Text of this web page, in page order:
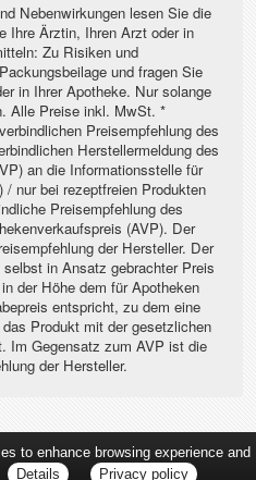
Nebenwirkungen lesen Sie die
Ihre Ärztin, Ihren Arzt oder in
Zu Risiken und
und fragen Sie
in Ihrer Apotheke. Nur solange
Alle Preise inkl. MwSt. *
Preisempfehlung des
Herstellermeldung des
an die Informationsstelle für
nur bei rezeptfreien Produkten
Preisempfehlung des
(AVP). Der
der Hersteller. Der
in Ansatz gebrachter Preis
der Höhe dem für Apotheken
entspricht, zu dem eine
Produkt mit der gesetzlichen
Im Gegensatz zum AVP ist die
der Hersteller.
to enhance browsing experience and
Details Privacy policy